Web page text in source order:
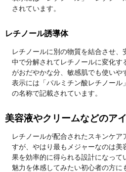
されています。
レチノール誘導体
レチノールに別の物質を結合させ
中で分解されてレチノールに変化す
がおだやかな分、敏感肌でも使いや
表示には「パルミチン酸レチノール
の名称で記載されています。
美容液やクリームなどのア
レチノールが配合されたスキンケア
すが、やはり最もメジャーなのは美
果を効率的に得られる設計になって
魅力を体感してみたい初心者の方に